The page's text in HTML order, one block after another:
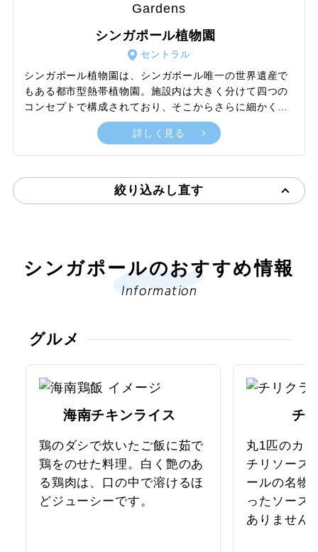
ーと華やかなウォーターフロントの景色が同時に堪能で
ら、夜にリバークルーズへ乗船するのもおすすめです。
シンガポール植物園
セントラル
シンガポール植物園は、シンガポール唯一の世界遺産で
もある都市型熱帯植物園。施設内は大きく分けて四つの
コンセプトで構成されており、そこからさらに細かくさ
まざまな展示やアトラクションに枝分かれしています。
なかでも、巨大な複数のハウスに3,000種を超える蘭や
その交配種が集められている国立蘭園は、蘭以外の植物
ア。ほかにも、100種以上のショウガ科の植物を展示す
詳しく見る
絞り込みし直す
シンガポールのおすすめ情報
Information
グルメ
海南チキンライス
鶏のダシで炊いたご飯に茹で
鶏をのせた料理。白く艶のあ
る鶏肉は、口の中で溶けるほ
どジューシーです。
チ
丸1匹のカ
チリソース
ールの名物
ったソース
ありません